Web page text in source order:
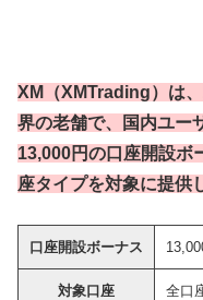
XM（XMTrading）は
界の老舗で、国内ユー
13,000円の口座開設ボ
座タイプを対象に提供
口座開設ボーナス
対象口座 全口